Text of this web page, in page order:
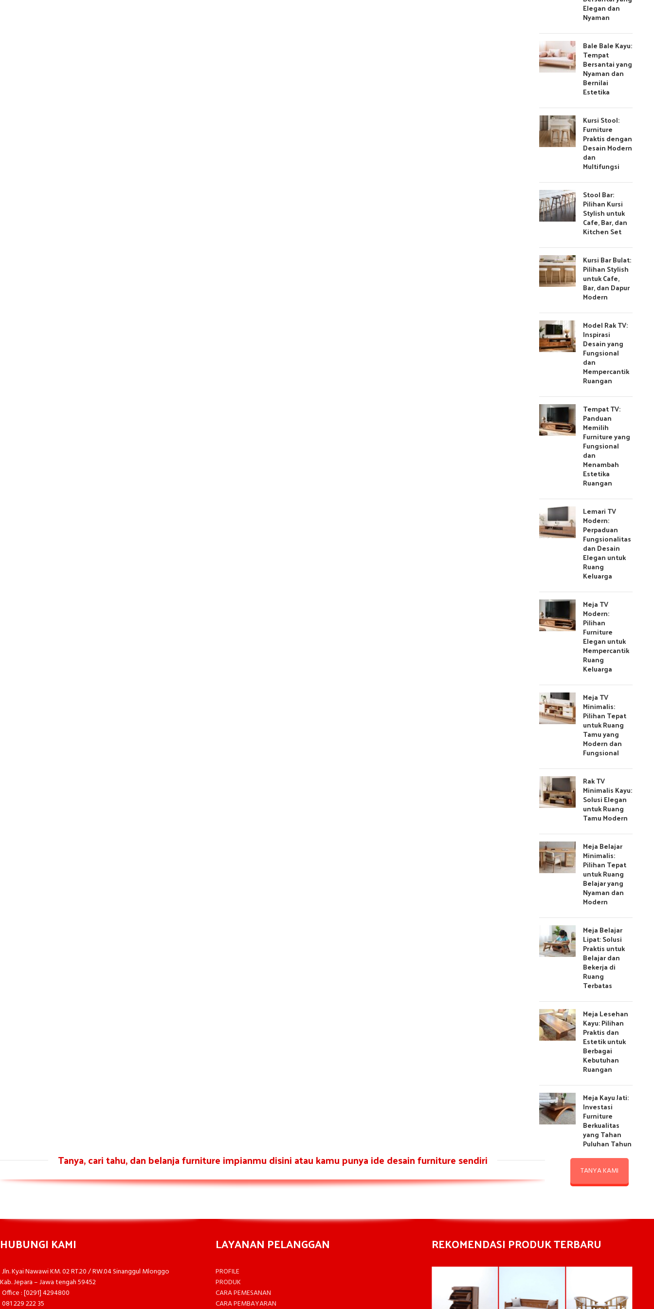
Elegan dan
Nyaman
Bale Bale Kayu:
Tempat
Bersantai yang
Nyaman dan
Bernilai
Estetika
Kursi Stool:
Furniture
Praktis dengan
Desain Modern
dan
Multifungsi
Stool Bar:
Pilihan Kursi
Stylish untuk
Cafe, Bar, dan
Kitchen Set
Kursi Bar Bulat:
Pilihan Stylish
untuk Cafe,
Bar, dan Dapur
Modern
Model Rak TV:
Inspirasi
Desain yang
Fungsional
dan
Mempercantik
Ruangan
Tempat TV:
Panduan
Memilih
Furniture yang
Fungsional
dan
Menambah
Estetika
Ruangan
Lemari TV
Modern:
Perpaduan
Fungsionalitas
dan Desain
Elegan untuk
Ruang
Keluarga
Meja TV
Modern:
Pilihan
Furniture
Elegan untuk
Mempercantik
Ruang
Keluarga
Meja TV
Minimalis:
Pilihan Tepat
untuk Ruang
Tamu yang
Modern dan
Fungsional
Rak TV
Minimalis Kayu:
Solusi Elegan
untuk Ruang
Tamu Modern
Meja Belajar
Minimalis:
Pilihan Tepat
untuk Ruang
Belajar yang
Nyaman dan
Modern
Meja Belajar
Lipat: Solusi
Praktis untuk
Belajar dan
Bekerja di
Ruang
Terbatas
Meja Lesehan
Kayu: Pilihan
Praktis dan
Estetik untuk
Berbagai
Kebutuhan
Ruangan
Meja Kayu Jati:
Investasi
Furniture
Berkualitas
yang Tahan
Puluhan Tahun
Tanya, cari tahu, dan belanja furniture impianmu disini atau kamu punya ide desain furniture sendiri
TANYA KAMI
HUBUNGI KAMI
Jln. Kyai Nawawi KM. 02 RT.20 / RW.04 Sinanggul Mlonggo
Kab. Jepara – Jawa tengah 59452
Office : [0291] 4294800
081 229 222 35
LAYANAN PELANGGAN
PROFILE
PRODUK
CARA PEMESANAN
CARA PEMBAYARAN
REKOMENDASI PRODUK TERBARU